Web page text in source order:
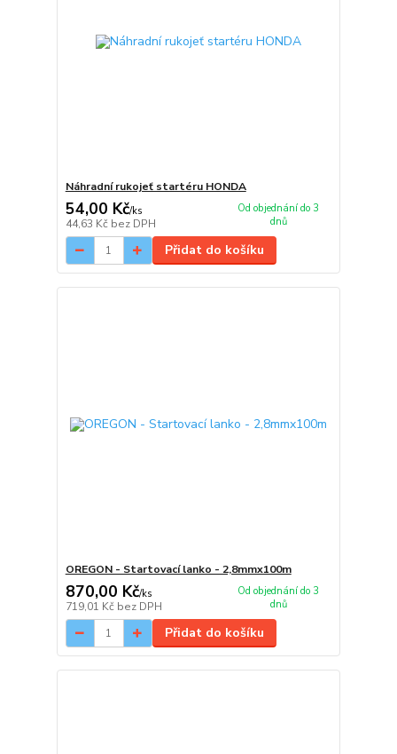
Náhradní rukojeť startéru HONDA
54,00 Kč/ks
44,63 Kč bez DPH
Od objednání do 3
dnů
Přidat do košíku
OREGON - Startovací lanko - 2,8mmx100m
870,00 Kč/ks
719,01 Kč bez DPH
Od objednání do 3
dnů
Přidat do košíku